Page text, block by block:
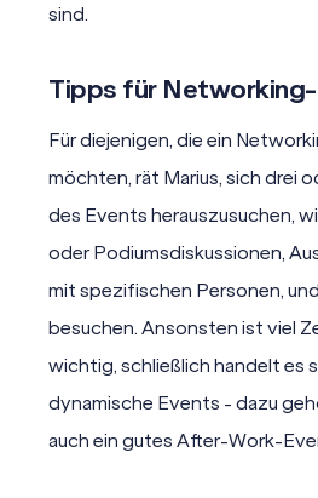
sind.
Tipps für
Für diejenigen, die ein
möchten, rät Marius, sich drei
des Events herauszusuchen,
oder Podiumsdiskussionen,
mit spezifischen Personen,
besuchen. Ansonsten ist viel
wichtig, schließlich handelt es
dynamische Events - dazu
auch ein gutes After-Work-